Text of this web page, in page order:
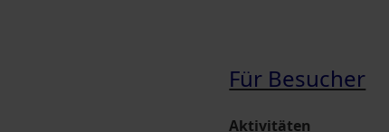
Für Besucher
Aktivitäten